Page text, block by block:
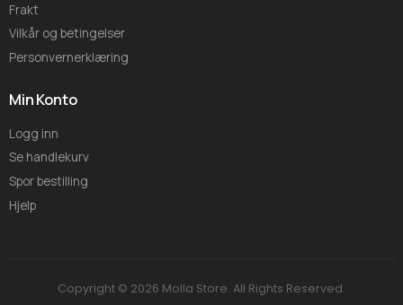
Frakt
Vilkår og betingelser
Personvernerklæring
Min Konto
Logg inn
Se handlekurv
Spor bestilling
Hjelp
Copyright © 2026 Molla Store. All Rights Reserved.